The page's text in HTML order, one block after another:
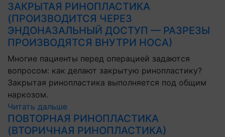
ЗАКРЫТАЯ РИНОПЛАСТИКА
(ПРОИЗВОДИТСЯ ЧЕРЕЗ
ЭНДОНАЗАЛЬНЫЙ ДОСТУП — РАЗРЕЗЫ
ПРОИЗВОДЯТСЯ ВНУТРИ НОСА)
Многие пациенты перед операцией задаются
вопросом: как делают закрытую ринопластику?
Закрытая ринопластика выполняется под общим
наркозом.
Читать дальше
ПОВТОРНАЯ РИНОПЛАСТИКА
(ВТОРИЧНАЯ РИНОПЛАСТИКА)